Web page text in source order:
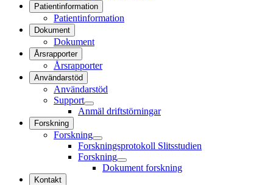
Patientinformation
Patientinformation
Dokument
Dokument
Årsrapporter
Årsrapporter
Användarstöd
Användarstöd
Support
Anmäl driftstörningar
Forskning
Forskning
Forskningsprotokoll Slitsstudien
Forskning
Dokument forskning
Kontakt